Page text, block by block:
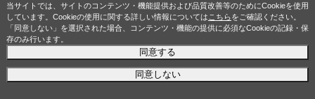
当サイトでは、サイトのコンテンツ・機能提供および品質改善等のためにCookieを使用
しています。Cookieの使用に関する詳しい情報については こちらをご確認ください。
「同意しない」を選択された場合、コンテンツ・機能の提供に必須なCookieの記録・保
存のみ行います。
同意する
同意しない